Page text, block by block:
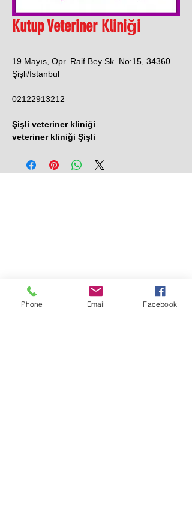
Kutup Veteriner Kliniği
19 Mayıs, Opr. Raif Bey Sk. No:15, 34360
Şişli/İstanbul
02122913212
Şişli veteriner kliniği
veteriner kliniği Şişli
Phone Email Facebook